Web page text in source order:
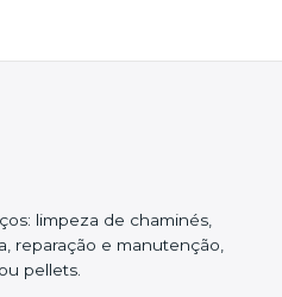
limpeza de chaminés,
reparação e manutenção,
pellets.